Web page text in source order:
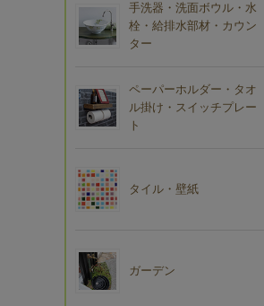
手洗器・洗面ボウル・水
栓・給排水部材・カウン
ター
ペーパーホルダー・タオ
ル掛け・スイッチプレー
ト
タイル・壁紙
ガーデン